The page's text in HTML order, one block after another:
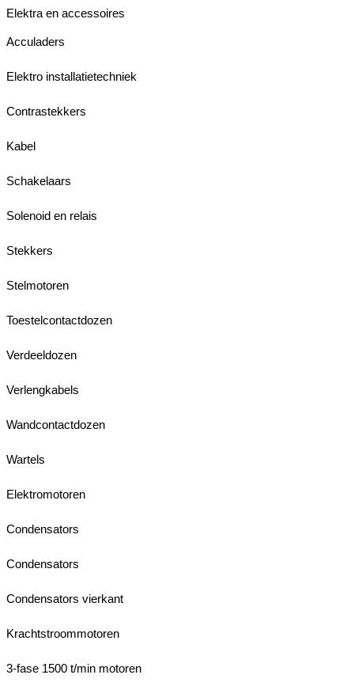
Elektra en accessoires
Acculaders
Elektro installatietechniek
Contrastekkers
Kabel
Schakelaars
Solenoid en relais
Stekkers
Stelmotoren
Toestelcontactdozen
Verdeeldozen
Verlengkabels
Wandcontactdozen
Wartels
Elektromotoren
Condensators
Condensators
Condensators vierkant
Krachtstroommotoren
3-fase 1500 t/min motoren